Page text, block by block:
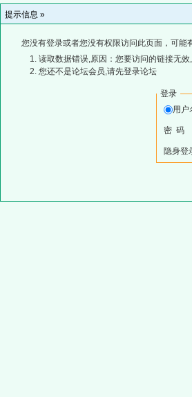
提示信息 »
您没有登录或者您没有权限访问此页面，可能
读取数据错误,原因：您要访问的链接无
您还不是论坛会员,请先登录论坛
登录
用
密 码
隐身登